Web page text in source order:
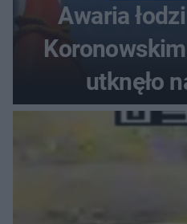
Awaria
utknęło